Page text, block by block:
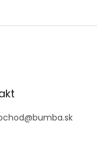
@bumba.sk